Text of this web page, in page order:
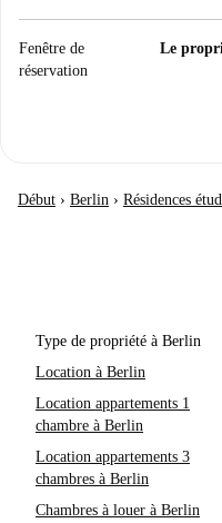
Fenêtre de
réservation
Le
Début › Berlin › Résidences
Type de propriété à Berlin
Location à Berlin
Location appartements 1
chambre à Berlin
Location appartements 3
chambres à Berlin
Chambres à louer à Berlin